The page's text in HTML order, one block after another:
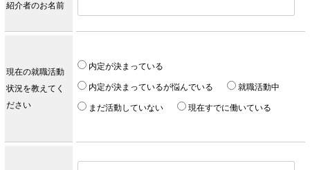
紹介者のお名前
現在の就職活動
状況を教えてく
ださい
内定が決まっている
内定が決まっているが悩んでいる 就職活動中
まだ活動していない 現在すでに働いている